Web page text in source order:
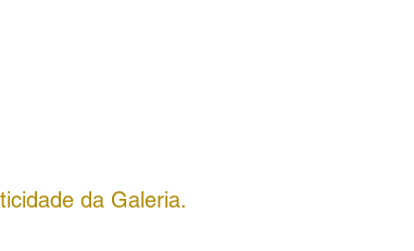
da Galeria.